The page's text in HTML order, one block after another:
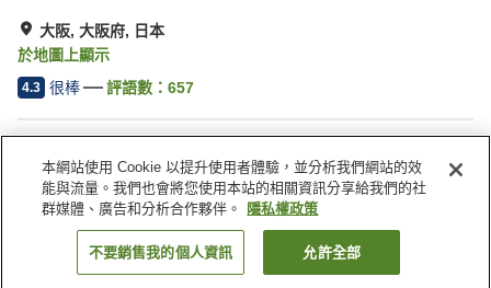
大阪, 大阪府, 日本
於地圖上顯示
4.3 很棒 評語數： 657
無線網路
Spa／美容沙龍
餐廳
休息室
日本 大阪府 大阪 大阪 ART 海灣塔飯店
找客房
本網站使用 Cookie 以提升使用者體驗，並分析我們網站的效
能與流量。我們也會將您使用本站的相關資訊分享給我們的社
群媒體、廣告和分析合作夥伴。
隱私權政策
不要銷售我的個人資訊 允許全部